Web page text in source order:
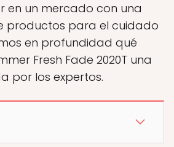
en un mercado con una
productos para el cuidado
en profundidad qué
Fresh Fade 2020T una
por los expertos.